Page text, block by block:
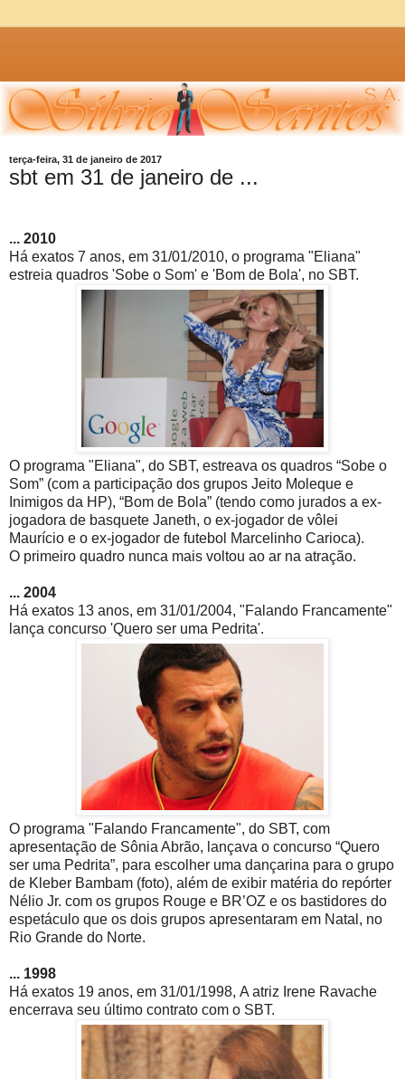
terça-feira, 31 de janeiro de 2017
sbt em 31 de janeiro de ...
... 2010
Há exatos 7 anos, em 31/01/2010, o programa "Eliana"
estreia quadros 'Sobe o Som' e 'Bom de Bola', no SBT.
O programa "Eliana", do SBT, estreava os quadros “Sobe o
Som” (com a participação dos grupos Jeito Moleque e
Inimigos da HP), “Bom de Bola” (tendo como jurados a ex-
jogadora de basquete Janeth, o ex-jogador de vôlei
Maurício e o ex-jogador de futebol Marcelinho Carioca).
O primeiro quadro nunca mais voltou ao ar na atração.
... 2004
Há exatos 13 anos, em 31/01/2004, "Falando Francamente"
lança concurso 'Quero ser uma Pedrita'.
O programa "Falando Francamente", do SBT, com
apresentação de Sônia Abrão, lançava o concurso “Quero
ser uma Pedrita”, para escolher uma dançarina para o grupo
de Kleber Bambam (foto), além de exibir matéria do repórter
Nélio Jr. com os grupos Rouge e BR’OZ e os bastidores do
espetáculo que os dois grupos apresentaram em Natal, no
Rio Grande do Norte.
... 1998
Há exatos 19 anos, em 31/01/1998, A atriz Irene Ravache
encerrava seu último contrato com o SBT.